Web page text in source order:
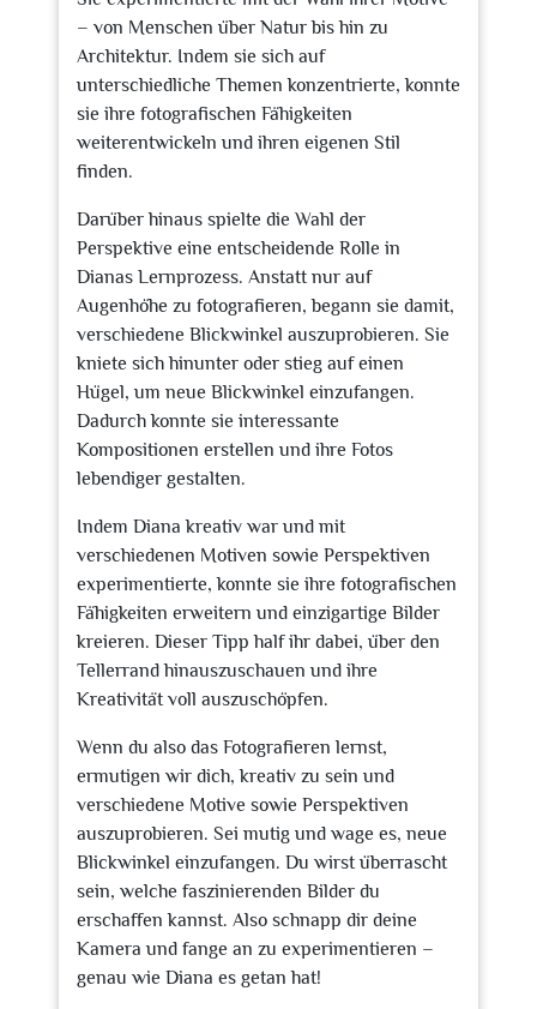
– von Menschen über Natur bis hin zu
Architektur. Indem sie sich auf
unterschiedliche Themen konzentrierte, konnte
sie ihre fotografischen Fähigkeiten
weiterentwickeln und ihren eigenen Stil
finden.
Darüber hinaus spielte die Wahl der
Perspektive eine entscheidende Rolle in
Dianas Lernprozess. Anstatt nur auf
Augenhöhe zu fotografieren, begann sie damit,
verschiedene Blickwinkel auszuprobieren. Sie
kniete sich hinunter oder stieg auf einen
Hügel, um neue Blickwinkel einzufangen.
Dadurch konnte sie interessante
Kompositionen erstellen und ihre Fotos
lebendiger gestalten.
Indem Diana kreativ war und mit
verschiedenen Motiven sowie Perspektiven
experimentierte, konnte sie ihre fotografischen
Fähigkeiten erweitern und einzigartige Bilder
kreieren. Dieser Tipp half ihr dabei, über den
Tellerrand hinauszuschauen und ihre
Kreativität voll auszuschöpfen.
Wenn du also das Fotografieren lernst,
ermutigen wir dich, kreativ zu sein und
verschiedene Motive sowie Perspektiven
auszuprobieren. Sei mutig und wage es, neue
Blickwinkel einzufangen. Du wirst überrascht
sein, welche faszinierenden Bilder du
erschaffen kannst. Also schnapp dir deine
Kamera und fange an zu experimentieren –
genau wie Diana es getan hat!